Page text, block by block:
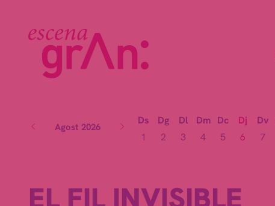
Agost 2026
Ds
1
Dg
2
Dl
3
Dm
4
Dc
5
Dj
6
Dv
7